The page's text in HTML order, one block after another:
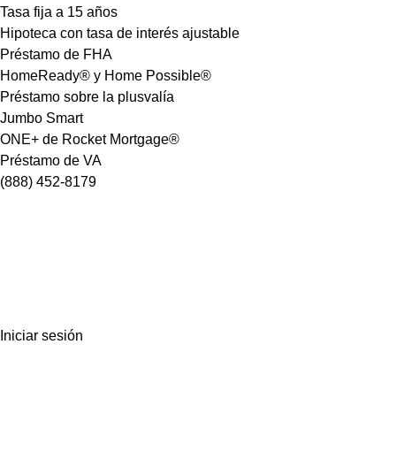
Tasa fija a 15 años
Hipoteca con tasa de interés ajustable
Préstamo de FHA
HomeReady® y Home Possible®
Préstamo sobre la plusvalía
Jumbo Smart
ONE+ de Rocket Mortgage®
Préstamo de VA
(888) 452-8179
Iniciar sesión